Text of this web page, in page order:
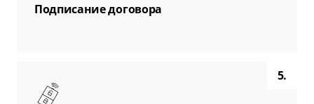
Подписание договора
5.